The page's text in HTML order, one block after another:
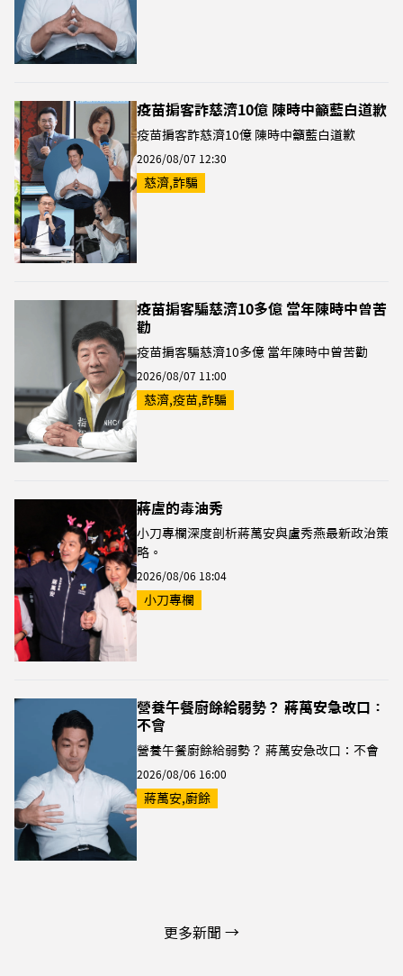
疫苗掮客詐慈濟10億 陳時中籲藍白道歉
疫苗掮客詐慈濟10億 陳時中籲藍白道歉
2026/08/07 12:30
慈濟,詐騙
疫苗掮客騙慈濟10多億 當年陳時中曾苦
勸
疫苗掮客騙慈濟10多億 當年陳時中曾苦勸
2026/08/07 11:00
慈濟,疫苗,詐騙
蔣盧的毒油秀
小刀專欄深度剖析蔣萬安與盧秀燕最新政治策
略。
2026/08/06 18:04
小刀專欄
營養午餐廚餘給弱勢？ 蔣萬安急改口：
不會
營養午餐廚餘給弱勢？ 蔣萬安急改口：不會
2026/08/06 16:00
蔣萬安,廚餘
更多新聞 →